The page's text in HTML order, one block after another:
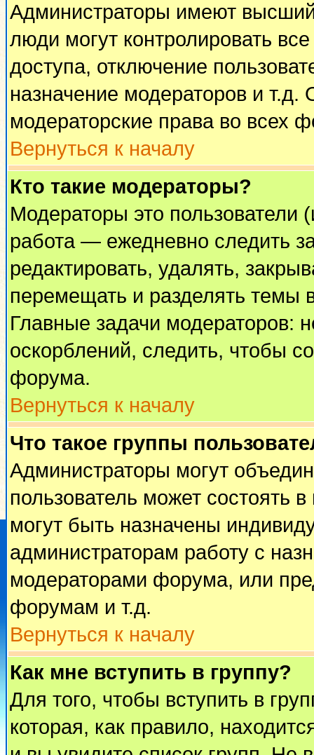
Администраторы имеют
люди могут контролировать
доступа, отключение
назначение модераторов и
модераторские права во всех
Вернуться к началу
Кто такие модераторы?
Модераторы это пользователи
работа — ежедневно следить
редактировать, удалять,
перемещать и разделять темы
Главные задачи модераторов:
оскорблений, следить, чтобы
форума.
Вернуться к началу
Что такое группы
Администраторы могут
пользователь может состоять
могут быть назначены
администраторам работу с
модераторами форума, или
форумам и т.д.
Вернуться к началу
Как мне вступить в группу?
Для того, чтобы вступить в
которая, как правило,